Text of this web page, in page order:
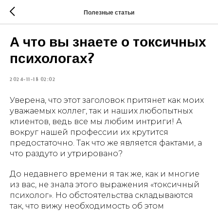
Полезные статьи
А что вы знаете о токсичных
психологах?
2024-11-18 02:02
Уверена, что этот заголовок притянет как моих
уважаемых коллег, так и наших любопытных
клиентов, ведь все мы любим интриги! А
вокруг нашей профессии их крутится
предостаточно. Так что же является фактами, а
что раздуто и утрировано?
До недавнего времени я так же, как и многие
из вас, не знала этого выражения «токсичный
психолог». Но обстоятельства складываются
так, что вижу необходимость об этом